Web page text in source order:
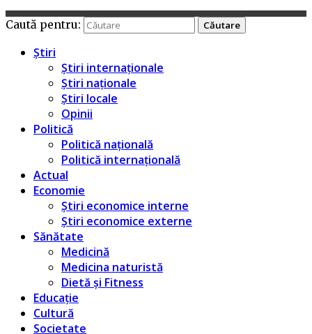
Caută pentru:
Știri
Știri internaționale
Știri naționale
Știri locale
Opinii
Politică
Politică națională
Politică internațională
Actual
Economie
Știri economice interne
Știri economice externe
Sănătate
Medicină
Medicina naturistă
Dietă și Fitness
Educație
Cultură
Societate